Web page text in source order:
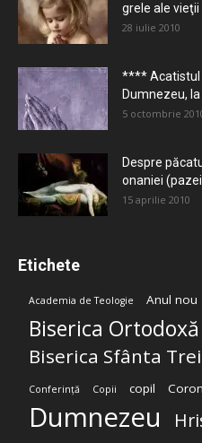
grele ale vieţii
28 iulie 2010
**** Acatistul
Dumnezeu,
5 octombrie
Despre
onaniei
15 aprilie 2010
Etichete
Academia de Teologie Anul nou
Biserica Ortodoxă
Biserica Sfânta
Conferință Copii copil
Dumnezeu